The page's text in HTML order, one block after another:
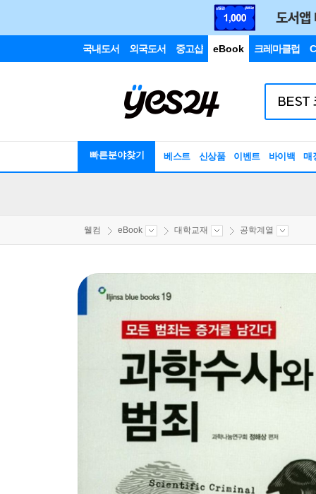
국내도서 외국도서 중고샵 eBook 크레마클럽
빠른분야찾기 베스트 신상품 이벤트 바이백 매
웰컴 eBook 대학교재 공학계열